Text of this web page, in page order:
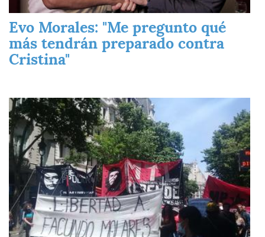
Evo Morales: "Me pregunto qué
más tendrán preparado contra
Cristina"
Imagen